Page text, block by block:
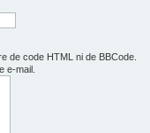
de code HTML ni de BBCode.
e-mail.